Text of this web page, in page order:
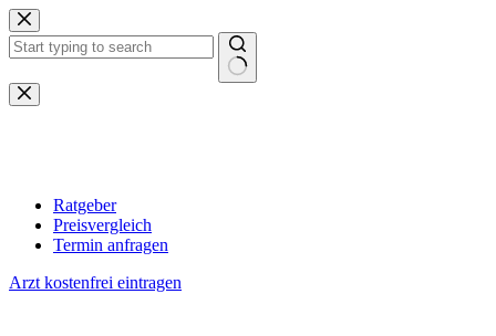
Zum
Inhalt
springen
Keine
Ergebnisse
Ratgeber
Preisvergleich
Termin anfragen
Arzt kostenfrei eintragen